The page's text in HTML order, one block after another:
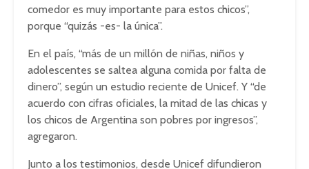
comedor es muy importante para estos chicos”,
porque “quizás -es- la única”.
En el país, “más de un millón de niñas, niños y
adolescentes se saltea alguna comida por falta de
dinero”, según un estudio reciente de Unicef. Y “de
acuerdo con cifras oficiales, la mitad de las chicas y
los chicos de Argentina son pobres por ingresos”,
agregaron.
Junto a los testimonios, desde Unicef difundieron